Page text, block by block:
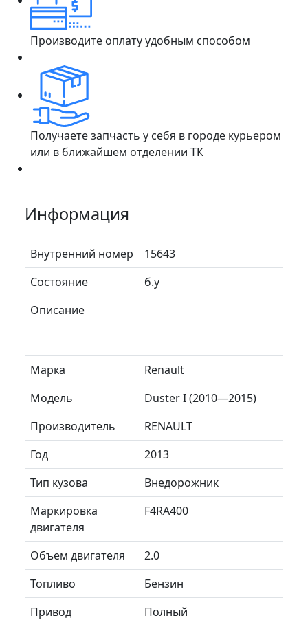
Производите оплату удобным способом
Получаете запчасть у себя в городе курьером
или в ближайшем отделении ТК
Информация
Внутренний номер
15643
Состояние
б.у
Описание
Марка
Renault
Модель
Duster I (2010—2015)
Производитель
RENAULT
Год
2013
Тип кузова
Внедорожник
Маркировка
двигателя
F4RA400
Объем двигателя
2.0
Топливо
Бензин
Привод
Полный